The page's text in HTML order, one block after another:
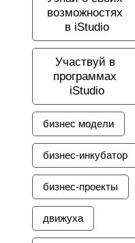
возможностях
в iStudio
Участвуй в
программах
iStudio
бизнес модели
бизнес-инкубатор
бизнес-проекты
движуха